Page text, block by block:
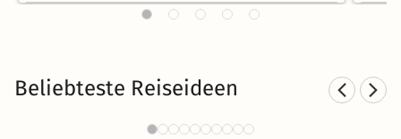
Beliebteste Reiseideen
Kurzurlaub in den Bergen
4423 Angebote